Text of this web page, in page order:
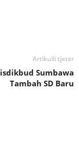
Artikulli tjetër
Sumbawa
Tambah SD Baru